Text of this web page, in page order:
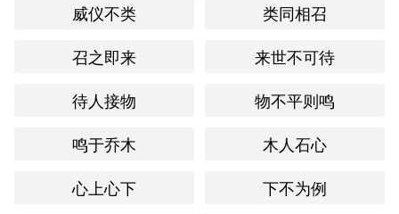
威仪不类
类同相召
召之即来
来世不可待
待人接物
物不平则鸣
鸣于乔木
木人石心
心上心下
下不为例